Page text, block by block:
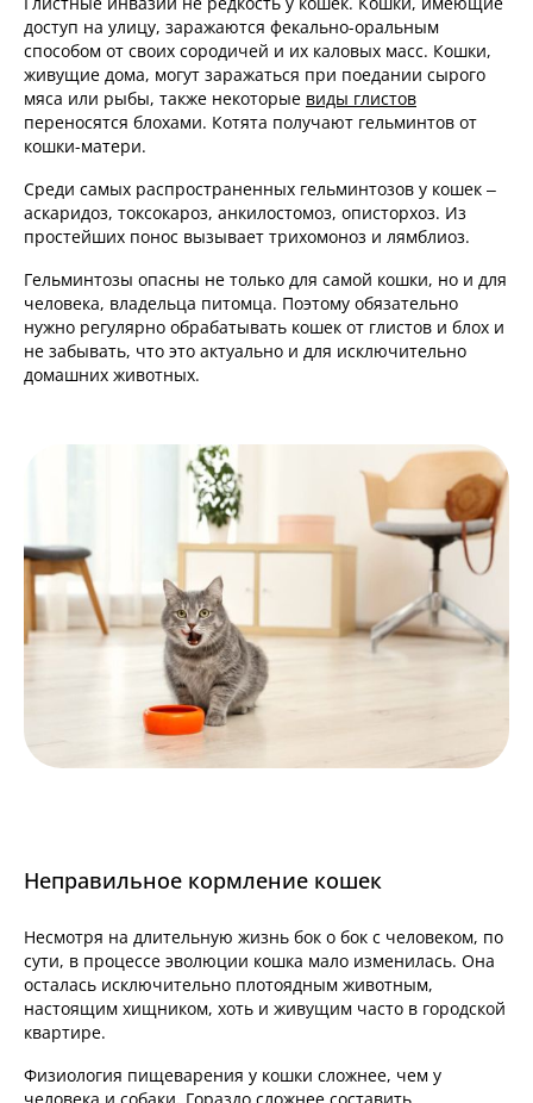
доступ на улицу, заражаются фекально-оральным
способом от своих сородичей и их каловых масс. Кошки,
живущие дома, могут заражаться при поедании сырого
мяса или рыбы, также некоторые виды глистов
переносятся блохами. Котята получают гельминтов от
кошки-матери.
Среди самых распространенных гельминтозов у кошек –
аскаридоз, токсокароз, анкилостомоз, описторхоз. Из
простейших понос вызывает трихомоноз и лямблиоз.
Гельминтозы опасны не только для самой кошки, но и для
человека, владельца питомца. Поэтому обязательно
нужно регулярно обрабатывать кошек от глистов и блох и
не забывать, что это актуально и для исключительно
домашних животных.
Неправильное кормление кошек
Несмотря на длительную жизнь бок о бок с человеком, по
сути, в процессе эволюции кошка мало изменилась. Она
осталась исключительно плотоядным животным,
настоящим хищником, хоть и живущим часто в городской
квартире.
Физиология пищеварения у кошки сложнее, чем у